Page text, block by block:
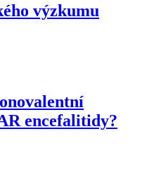
výzkumu
encefalitidy?